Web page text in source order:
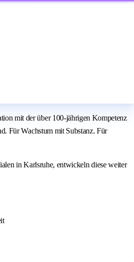
mit der über 100-jährigen Kompetenz
Für Wachstum mit Substanz. Für
in Karlsruhe, entwickeln diese weiter